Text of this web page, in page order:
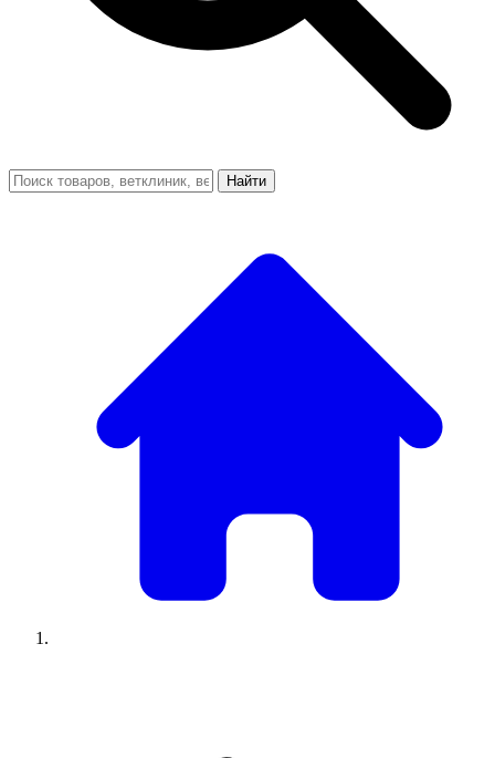
Найти